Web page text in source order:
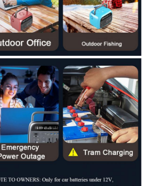
مصابيح قبعة صلبة للتعدين
مصباح يدوي مضاد للانفجار
ضوء الشريط الصناعي
رف الشاحن
أحزمة التعدين تحت الأرض